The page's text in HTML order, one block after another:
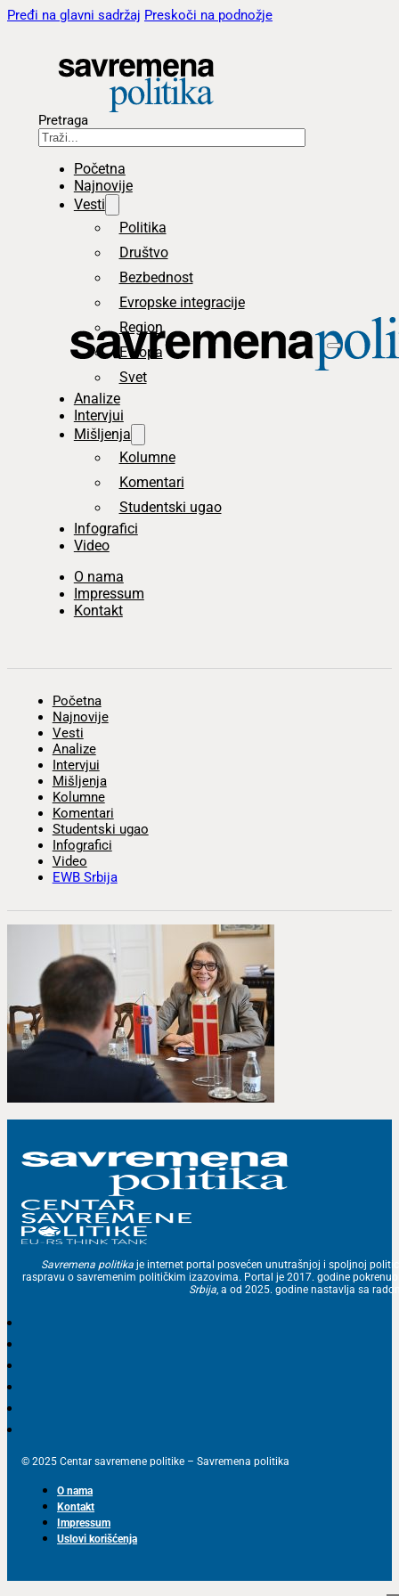
Pređi na glavni sadržaj Preskoči na podnožje
Pretraga
Početna
Najnovije
Vesti
Politika
Društvo
Bezbednost
Evropske integracije
Region
Evropa
Svet
Analize
Intervjui
Mišljenja
Kolumne
Komentari
Studentski ugao
Infografici
Video
O nama
Impressum
Kontakt
Početna
Najnovije
Vesti
Analize
Intervjui
Mišljenja
Kolumne
Komentari
Studentski ugao
Infografici
Video
EWB Srbija
Savremena politika je internet portal posvećen unutrašnjoj i spoljnoj
raspravu o savremenim političkim izazovima. Portal je 2017. godine
Srbija, a od 2025. godine nastavlja sa
© 2025 Centar savremene politike – Savremena politika
O nama
Kontakt
Impressum
Uslovi korišćenja